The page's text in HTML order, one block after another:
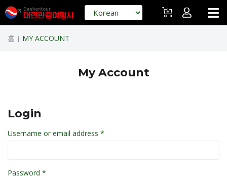
홈 | MY ACCOUNT
My Account
Login
Username or email address *
Password *